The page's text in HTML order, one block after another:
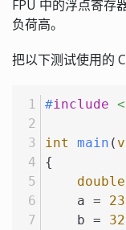
FPU 中的浮点寄存
负荷高。
把以下测试使用的
#include
int main (
{
double
    a =
    b =